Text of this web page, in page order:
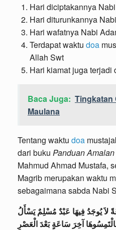
Hari diciptakannya
Hari diturunkannya
Hari wafatnya Nabi
Terdapat waktu doa
Allah Swt
Hari kiamat juga terjadi
Baca Juga: Tingkatan
Maulana
Tentang waktu doa
dari buku Panduan
Mahmud Ahmad Mustafa,
Magrib merupakan waktu
sebagaimana sabda Nabi
لاَ يُوجَدُ فِيهَا عَبْدٌ مُسْلِمٌ يَسْأَلُ
فَالْتَمِسُوهَا آخِرَ سَاعَةٍ بَعْدَ الْعَصْرِ